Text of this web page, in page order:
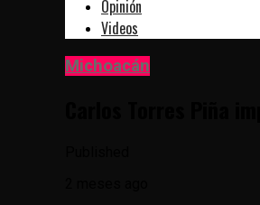
Opinión
Videos
Michoacán